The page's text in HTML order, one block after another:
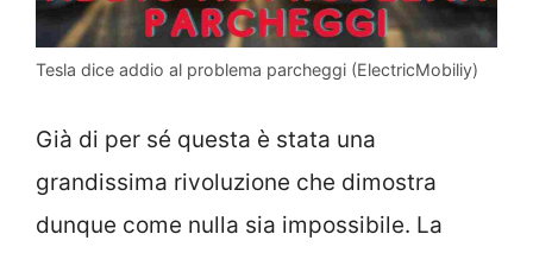
Tesla dice addio al problema parcheggi (ElectricMobiliy)
Già di per sé questa è stata una
grandissima rivoluzione che dimostra
dunque come nulla sia impossibile. La